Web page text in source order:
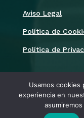
Aviso Legal
Política de
Política de
Usamos cookies
experiencia en